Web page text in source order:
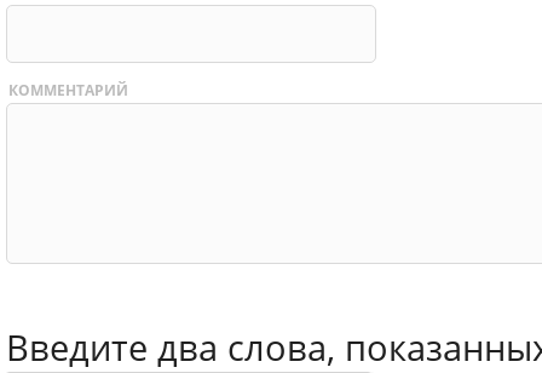
КОММЕНТАРИЙ
Введите два слова,